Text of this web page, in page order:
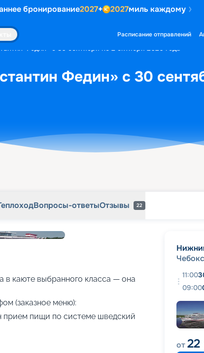
бронирование2027+ 2027миль каждому
Расписание отправлений
Федин» с 30 сентября по 2 октября 2026 года
Федин» с 30
Вопросы-ответыОтзывы 22
каюте выбранного класса — она
(заказное меню):
прием пищи по системе шведский
11:00
09:00
от